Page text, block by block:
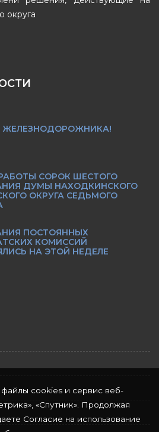
округа
ЖЕЛЕЗНОДОРОЖНИКА!
СОРОК ШЕСТОГО
ДУМЫ НАХОДКИНСКОГО
ОКРУГА СЕДЬМОГО
ПОСТОЯННЫХ
КОМИССИЙ
НА ЭТОЙ НЕДЕЛЕ
файлы cookies и сервис веб-
«Спутник». Продолжая
Согласие на использование